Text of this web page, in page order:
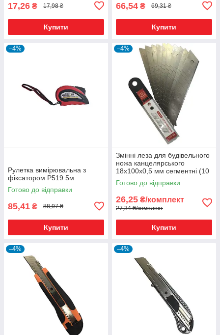
17,26 ₴ 17,98 ₴
Купити
66,54 ₴ 69,31 ₴
Купити
–4%
Рулетка вимірювальна з
фіксатором Р519 5м
Готово до відправки
85,41 ₴ 88,97 ₴
Купити
–4%
Змінні леза для будівельного
ножа канцелярського
18х100х0,5 мм сегментні (10
шт.)
Готово до відправки
26,25 ₴/комплект
27,34 ₴/комплект
Купити
–4% –4%